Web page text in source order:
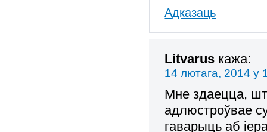
Адказаць
Litvarus кажа:
14 лютага, 2014 у
Мне здаецца,
адлюстроўвае
гаварыць аб